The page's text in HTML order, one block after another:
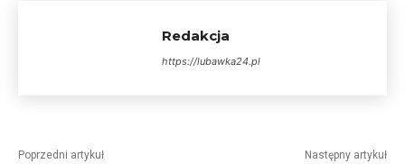
Redakcja
https://lubawka24.pl
Poprzedni artykuł Następny artykuł